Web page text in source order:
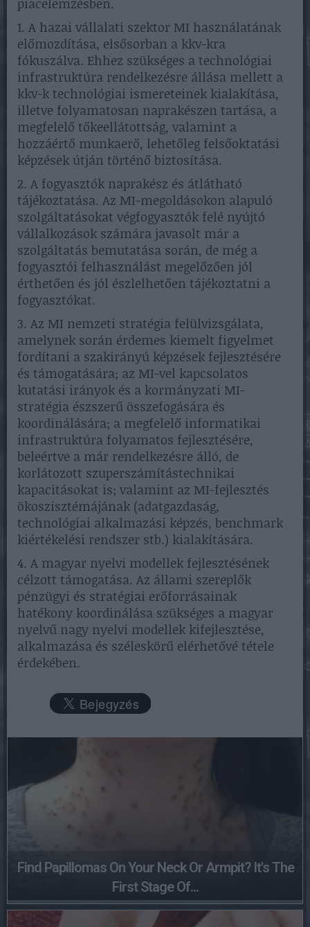
piacelemzésben.
1. A hazai vállalati szektor MI használatának
előmozdítása, elsősorban a kkv-kra
fókuszálva. Ehhez szükséges a technológiai
infrastruktúra rendelkezésre állása mellett a
kkv-k technológiai ismereteinek kialakítása,
illetve folyamatosan naprakészen tartása, a
megfelelő tőkeellátottság, valamint a
hozzáértő munkaerő, lehetőleg felsőoktatási
képzések útján történő biztosítása.
2. A fogyasztók naprakész és átlátható
tájékoztatása. Az MI-megoldásokon alapuló
szolgáltatásokat végfogyasztók felé nyújtó
vállalkozások számára javasolt már a
szolgáltatás bemutatása során, de még a
fogyasztói felhasználást megelőzően jól
érthetően és jól észlelhetően tájékoztatni a
fogyasztókat.
3. Az MI nemzeti stratégia felülvizsgálata,
amelynek során érdemes kiemelt figyelmet
fordítani a szakirányú képzések fejlesztésére
és támogatására; az MI-vel kapcsolatos
kutatási irányok és a kormányzati MI-
stratégia észszerű összefogására és
koordinálására; a megfelelő informatikai
infrastruktúra folyamatos fejlesztésére,
beleértve a már rendelkezésre álló, de
korlátozott szuperszámítástechnikai
kapacitásokat is; valamint az MI-fejlesztés
ökoszisztémájának (adatgazdaság,
technológiai alkalmazási képzés, benchmark
kiértékelési rendszer stb.) kialakítására.
4. A magyar nyelvi modellek fejlesztésének
célzott támogatása. Az állami szereplők
pénzügyi és stratégiai erőforrásainak
hatékony koordinálása szükséges a magyar
nyelvű nagy nyelvi modellek kifejlesztése,
alkalmazása és széleskörű elérhetővé tétele
érdekében.
Find Papillomas On Your Neck Or Armpit? It's The
First Stage Of...